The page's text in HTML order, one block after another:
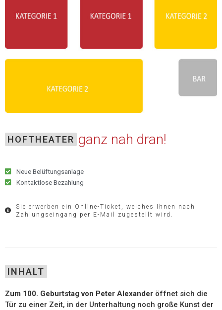
HOFTHEATER ganz nah dran!
Neue Belüftungsanlage
Kontaktlose Bezahlung
Sie erwerben ein Online-Ticket, welches Ihnen nach
Zahlungseingang per E-Mail zugestellt wird.
INHALT
Zum 100. Geburtstag von Peter Alexander öffnet sich die
Tür zu einer Zeit, in der Unterhaltung noch große Kunst der